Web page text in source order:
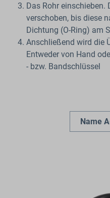
Das Rohr einschieben.
verschoben, bis diese
Dichtung (O-Ring) am
Anschließend wird die
Entweder von Hand
- bzw. Bandschlüssel